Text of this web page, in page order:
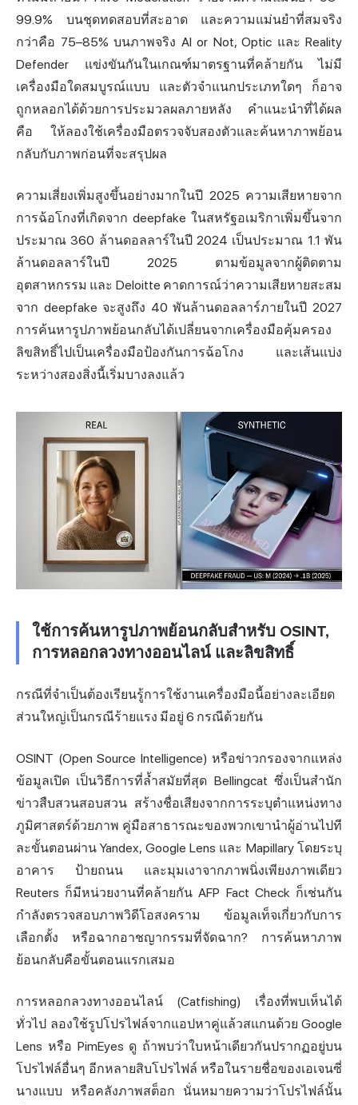
99.9% บนชุดทดสอบที่สะอาด และความแม่นยำที่สมจริง
กว่าคือ 75–85% บนภาพจริง AI or Not, Optic และ Reality
Defender แข่งขันกันในเกณฑ์มาตรฐานที่คล้ายกัน ไม่มี
เครื่องมือใดสมบูรณ์แบบ และตัวจำแนกประเภทใดๆ ก็อาจ
ถูกหลอกได้ด้วยการประมวลผลภายหลัง คำแนะนำที่ได้ผล
คือ ให้ลองใช้เครื่องมือตรวจจับสองตัวและค้นหาภาพย้อน
กลับกับภาพก่อนที่จะสรุปผล
ความเสี่ยงเพิ่มสูงขึ้นอย่างมากในปี 2025 ความเสียหายจาก
การฉ้อโกงที่เกิดจาก deepfake ในสหรัฐอเมริกาเพิ่มขึ้นจาก
ประมาณ 360 ล้านดอลลาร์ในปี 2024 เป็นประมาณ 1.1 พัน
ล้านดอลลาร์ในปี 2025 ตามข้อมูลจากผู้ติดตาม
อุตสาหกรรม และ Deloitte คาดการณ์ว่าความเสียหายสะสม
จาก deepfake จะสูงถึง 40 พันล้านดอลลาร์ภายในปี 2027
การค้นหารูปภาพย้อนกลับได้เปลี่ยนจากเครื่องมือคุ้มครอง
ลิขสิทธิ์ไปเป็นเครื่องมือป้องกันการฉ้อโกง และเส้นแบ่ง
ระหว่างสองสิ่งนี้เริ่มบางลงแล้ว
ใช้การค้นหารูปภาพย้อนกลับสำหรับ OSINT,
การหลอกลวงทางออนไลน์ และลิขสิทธิ์
กรณีที่จำเป็นต้องเรียนรู้การใช้งานเครื่องมือนี้อย่างละเอียด
ส่วนใหญ่เป็นกรณีร้ายแรง มีอยู่ 6 กรณีด้วยกัน
OSINT (Open Source Intelligence) หรือข่าวกรองจากแหล่ง
ข้อมูลเปิด เป็นวิธีการที่ล้ำสมัยที่สุด Bellingcat ซึ่งเป็นสำนัก
ข่าวสืบสวนสอบสวน สร้างชื่อเสียงจากการระบุตำแหน่งทาง
ภูมิศาสตร์ด้วยภาพ คู่มือสาธารณะของพวกเขานำผู้อ่านไปที
ละขั้นตอนผ่าน Yandex, Google Lens และ Mapillary โดยระบุ
อาคาร ป้ายถนน และมุมเงาจากภาพนิ่งเพียงภาพเดียว
Reuters ก็มีหน่วยงานที่คล้ายกัน AFP Fact Check ก็เช่นกัน
กำลังตรวจสอบภาพวิดีโอสงคราม ข้อมูลเท็จเกี่ยวกับการ
เลือกตั้ง หรือฉากอาชญากรรมที่จัดฉาก? การค้นหาภาพ
ย้อนกลับคือขั้นตอนแรกเสมอ
การหลอกลวงทางออนไลน์ (Catfishing) เรื่องที่พบเห็นได้
ทั่วไป ลองใช้รูปโปรไฟล์จากแอปหาคู่แล้วสแกนด้วย Google
Lens หรือ PimEyes ดู ถ้าพบว่าใบหน้าเดียวกันปรากฏอยู่บน
โปรไฟล์อื่นๆ อีกหลายสิบโปรไฟล์ หรือในรายชื่อของเอเจนซี่
นางแบบ หรือคลังภาพสต็อก นั่นหมายความว่าโปรไฟล์นั้น